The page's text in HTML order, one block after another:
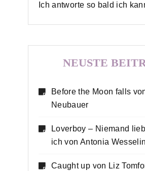
Ich antworte so bald ich
NEUSTE
Before the Moon falls
Neubauer
Loverboy – Niemand
ich von Antonia
Caught up von Liz